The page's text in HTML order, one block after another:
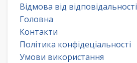
Відмова від відповідальності
Головна
Контакти
Політика конфідеціальності
Умови використання